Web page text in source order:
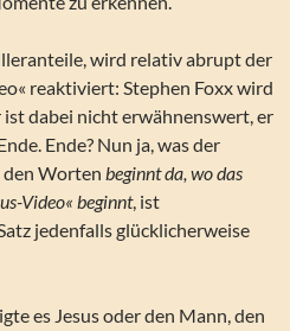
wird relativ abrupt der
reaktiviert: Stephen Foxx wird
dabei nicht erwähnenswert, er
Ende? Nun ja, was der
den Wortenbeginnt da, wo das
Video« beginnt, ist
jedenfalls glücklicherweise
es Jesus oder den Mann, den